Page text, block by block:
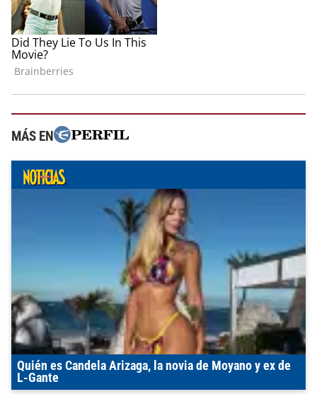
MÁS EN
Quién es Candela Arizaga, la novia de Moyano y ex de
L-Gante